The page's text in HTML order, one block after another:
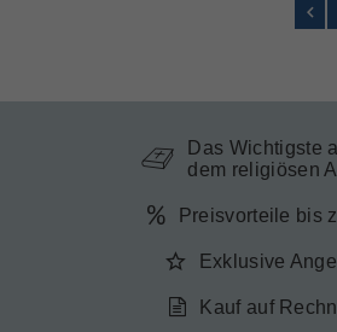
Das Wichtigste
dem religiösen
Preisvorteile bis
Exklusive
Kauf auf